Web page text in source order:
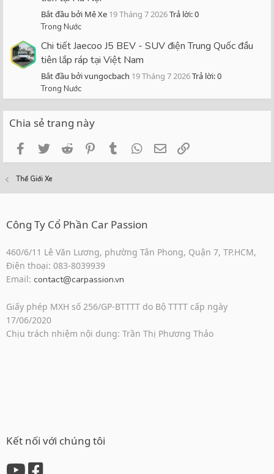
Bắt đầu bởi Mê Xe 19 Tháng 7 2026Trả lời: 0
Trong Nước
Chi tiết Jaecoo J5 BEV - SUV điện Trung Quốc đầu
tiên lắp ráp tại Việt Nam
Bắt đầu bởi vungocbach 19 Tháng 7 2026Trả lời: 0
Trong Nước
Chia sẻ trang này
FacebookTwitterReddit PinterestTumblrWhatsApp
Email
Thế Giới Xe
Công Ty Cổ Phần Car Passion
460/6/11 Lê Văn Lương, phường Tân Phong, Quận 7, TP.HCM,
Điện thoại: 083-8039939
Email: contact@carpassion.vn
Giấy phép MXH số 256/GP-BTTTT do Bộ TTTT cấp ngày
17/06/2020
Chịu trách nhiệm nội dung: Trần Thị Phương Thảo
Kết nối với chúng tôi